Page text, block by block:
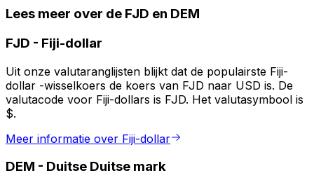
Lees meer over de FJD en DEM
FJD - Fiji-dollar
Uit onze valutaranglijsten blijkt dat de populairste Fiji-
dollar -wisselkoers de koers van FJD naar USD is. De
valutacode voor Fiji-dollars is FJD. Het valutasymbool is
$.
Meer informatie over Fiji-dollar
DEM - Duitse Duitse mark